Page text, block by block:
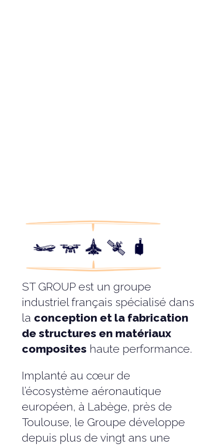
ST GROUP est un groupe
industriel français spécialisé dans
la conception et la fabrication
de structures en matériaux
composites haute performance.
Implanté au cœur de
l’écosystème aéronautique
européen, à Labège, près de
Toulouse, le Groupe développe
depuis plus de vingt ans une